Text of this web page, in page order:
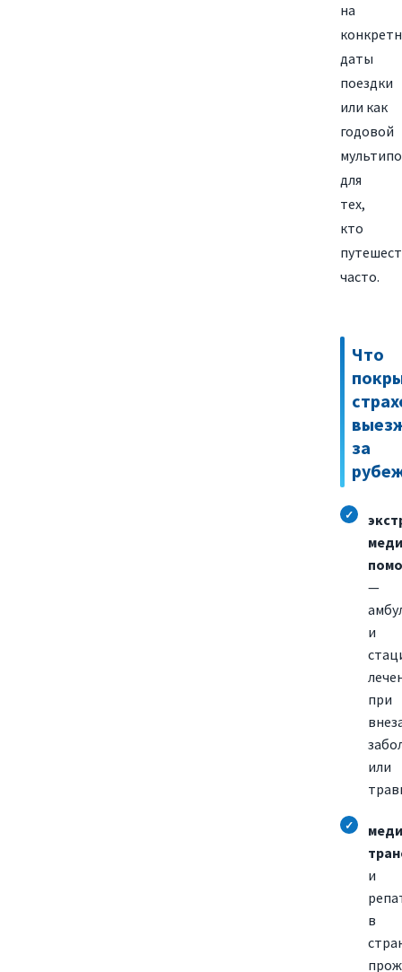
на
даты
поездки
или как
годовой
для
тех,
кто
часто.
Что
за
—
и
при
или
и
в